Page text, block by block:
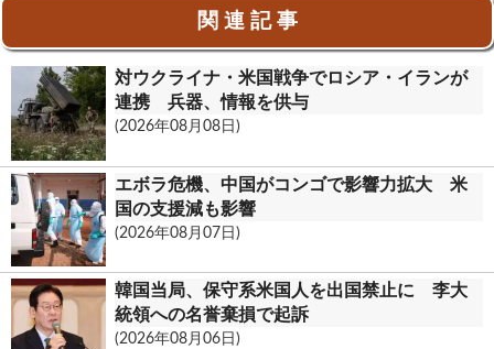
o
o
k
ail lo
o
k.
c
o
m
t
関 連 記 事
対ウクライナ・米国戦争でロシア・イランが
連携 兵器、情報を供与
(2026年08月08日)
エボラ危機、中国がコンゴで影響力拡大 米
国の支援減も影響
(2026年08月07日)
韓国当局、保守系米国人を出国禁止に 李大
統領への名誉棄損で起訴
(2026年08月06日)